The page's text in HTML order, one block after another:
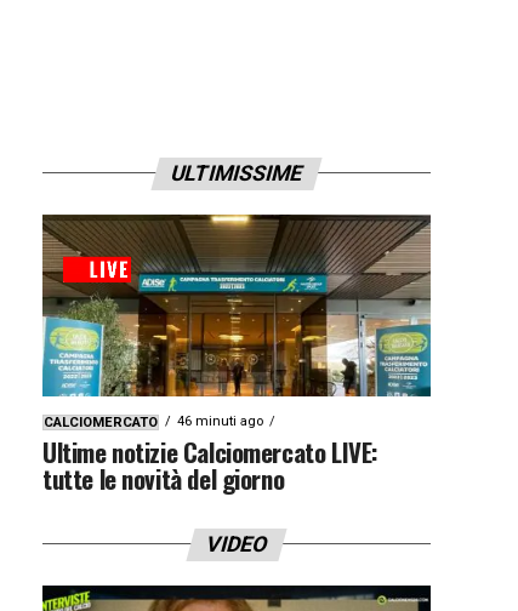
ULTIMISSIME
CALCIOMERCATO 46 minuti ago
Ultime notizie Calciomercato LIVE:
tutte le novità del giorno
VIDEO